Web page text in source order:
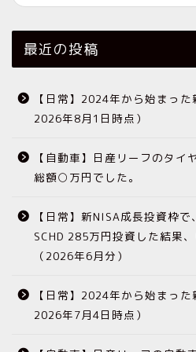
最近の投稿
【日常】2024年から始まっ
2026年8月1日時点）
【自動車】日産リーフのタイ
総額○万円でした。
【日常】新NISA成長投資枠
SCHD 285万円投資した結果
（2026年6月分）
【日常】2024年から始まっ
2026年7月4日時点）